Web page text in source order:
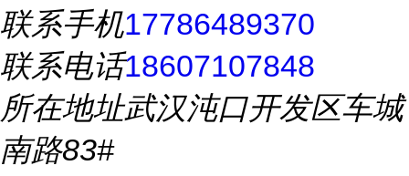
联系手机17786489370
联系电话18607107848
所在地址武汉沌口开发区车城
南路83#